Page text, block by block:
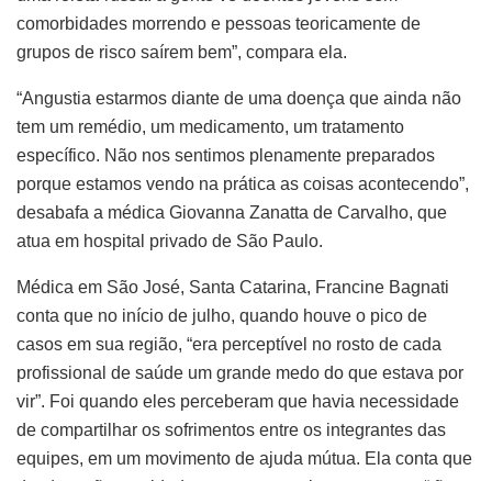
comorbidades morrendo e pessoas teoricamente de
grupos de risco saírem bem”, compara ela.
“Angustia estarmos diante de uma doença que ainda não
tem um remédio, um medicamento, um tratamento
específico. Não nos sentimos plenamente preparados
porque estamos vendo na prática as coisas acontecendo”,
desabafa a médica Giovanna Zanatta de Carvalho, que
atua em hospital privado de São Paulo.
Médica em São José, Santa Catarina, Francine Bagnati
conta que no início de julho, quando houve o pico de
casos em sua região, “era perceptível no rosto de cada
profissional de saúde um grande medo do que estava por
vir”. Foi quando eles perceberam que havia necessidade
de compartilhar os sofrimentos entre os integrantes das
equipes, em um movimento de ajuda mútua. Ela conta que